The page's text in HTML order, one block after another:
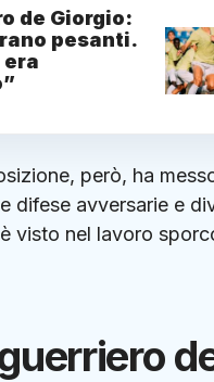
de Giorgio:
pesanti.
era
però, ha
difese avversarie e
visto nel lavoro